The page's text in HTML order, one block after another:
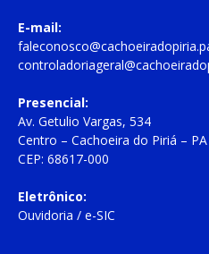
E-mail:
Presencial:
Av. Getulio Vargas, 534
Centro – Cachoeira do Piriá – PA
CEP: 68617-000
Eletrônico:
Ouvidoria / e-SIC